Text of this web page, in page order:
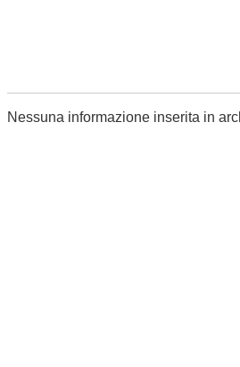
Nessuna informazione inserita in